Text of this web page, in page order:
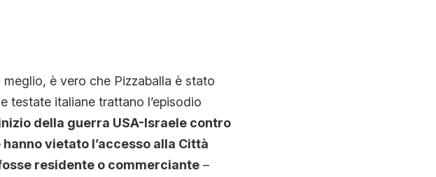
è vero che Pizzaballa è stato
testate italiane trattano l’episodio
della guerra USA-Israele contro
vietato l’accesso alla Città
residente o commerciante–